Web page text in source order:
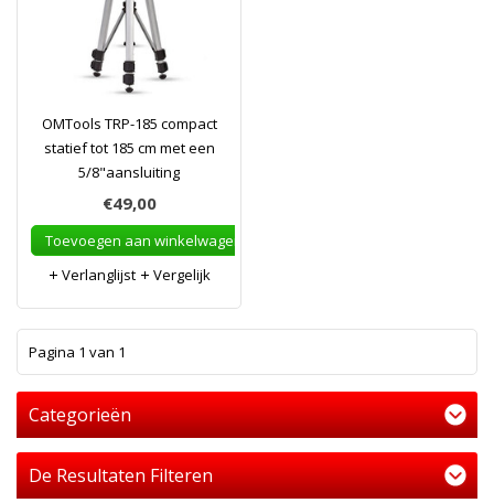
OMTools TRP-185 compact
statief tot 185 cm met een
5/8"aansluiting
€49,00
Toevoegen aan winkelwagen
Verlanglijst
Vergelijk
Pagina 1 van 1
Categorieën
De Resultaten Filteren